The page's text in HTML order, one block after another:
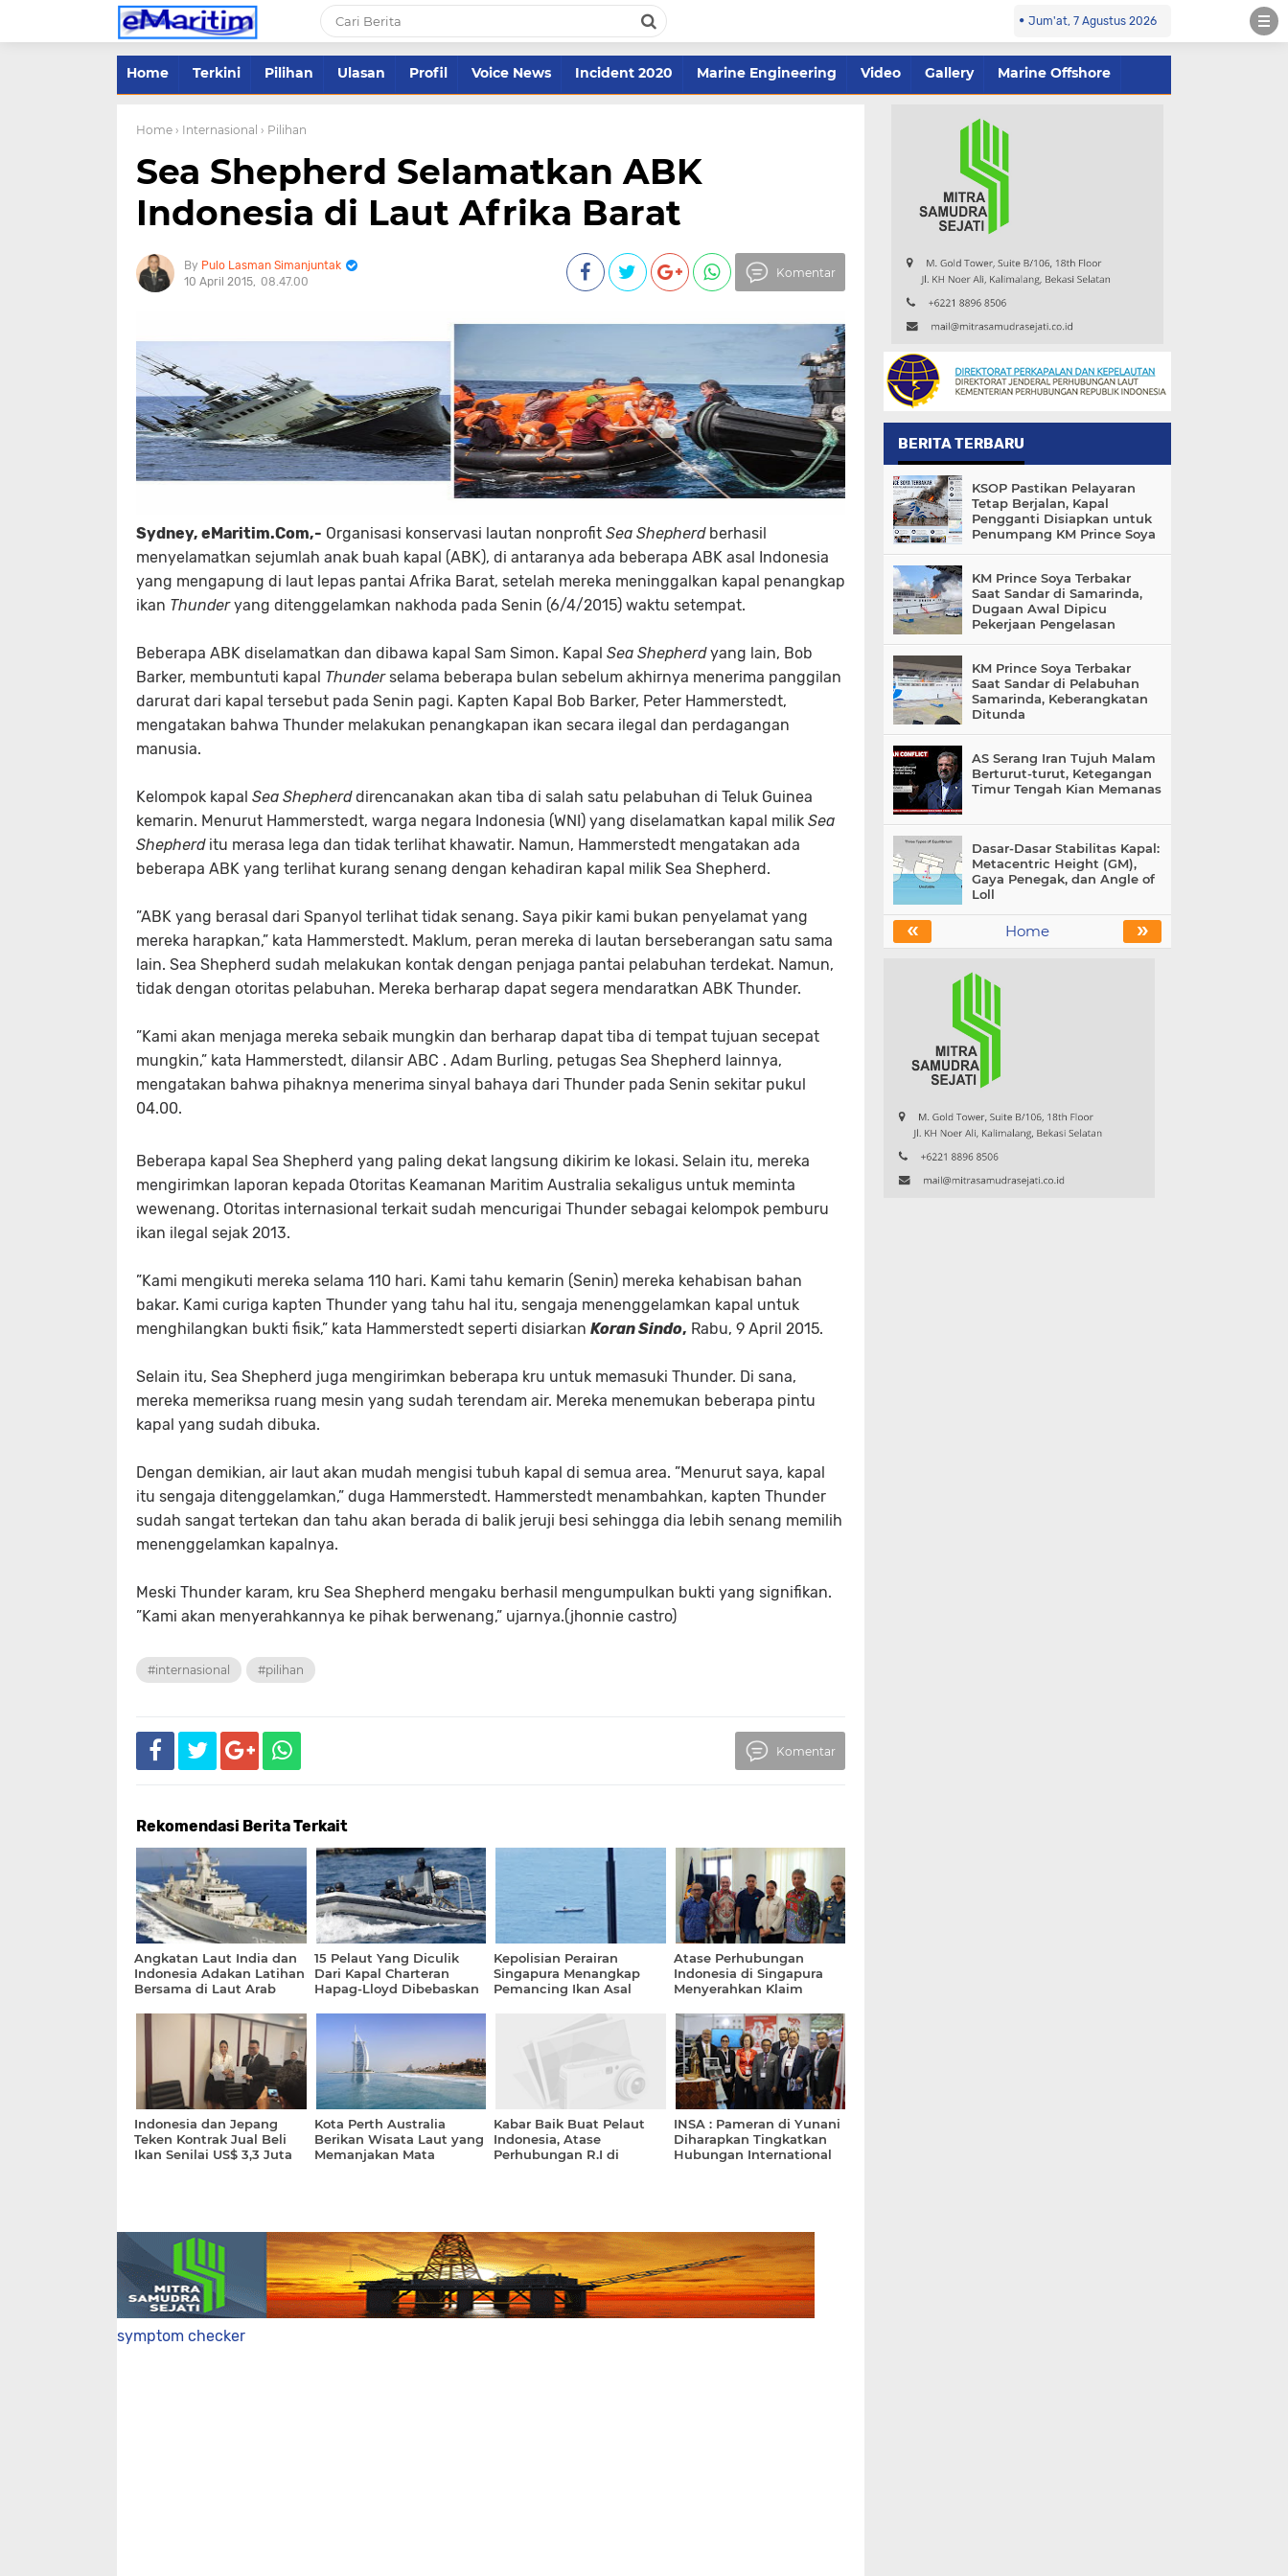
Jum'at, 7 Agustus 2026
Home Terkini Pilihan Ulasan Profil Voice News Incident 2020 Marine Engineering Video Gallery Marine Offshore
Home › Internasional › Pilihan
Sea Shepherd Selamatkan ABK
Indonesia di Laut Afrika Barat
Pulo Lasman Simanjuntak
10 April 2015 08.47.00
Komentar
Sydney, eMaritim.Com,- Organisasi konservasi lautan nonprofit Sea Shepherdberhasil
menyelamatkan sejumlah anak buah kapal (ABK), di antaranya ada beberapa ABK asal Indonesia
yang mengapung di laut lepas pantai Afrika Barat, setelah mereka meninggalkan kapal penangkap
ikan Thunderyang ditenggelamkan nakhoda pada Senin (6/4/2015) waktu setempat.
Beberapa ABK diselamatkan dan dibawa kapal Sam Simon. Kapal Sea Shepherdyang lain, Bob
Barker, membuntuti kapal Thunderselama beberapa bulan sebelum akhirnya menerima panggilan
darurat dari kapal tersebut pada Senin pagi. Kapten Kapal Bob Barker, Peter Hammerstedt,
mengatakan bahwa Thunder melakukan penangkapan ikan secara ilegal dan perdagangan
manusia.
Kelompok kapal Sea Shepherddirencanakan akan tiba di salah satu pelabuhan di Teluk Guinea
kemarin. Menurut Hammerstedt, warga negara Indonesia (WNI) yang diselamatkan kapal milik Sea
Shepherditu merasa lega dan tidak terlihat khawatir. Namun, Hammerstedt mengatakan ada
beberapa ABK yang terlihat kurang senang dengan kehadiran kapal milik Sea Shepherd.
”ABK yang berasal dari Spanyol terlihat tidak senang. Saya pikir kami bukan penyelamat yang
mereka harapkan,” kata Hammerstedt. Maklum, peran mereka di lautan berseberangan satu sama
lain. Sea Shepherd sudah melakukan kontak dengan penjaga pantai pelabuhan terdekat. Namun,
tidak dengan otoritas pelabuhan. Mereka berharap dapat segera mendaratkan ABK Thunder.
”Kami akan menjaga mereka sebaik mungkin dan berharap dapat tiba di tempat tujuan secepat
mungkin,” kata Hammerstedt, dilansir ABC . Adam Burling, petugas Sea Shepherd lainnya,
mengatakan bahwa pihaknya menerima sinyal bahaya dari Thunder pada Senin sekitar pukul
04.00.
Beberapa kapal Sea Shepherd yang paling dekat langsung dikirim ke lokasi. Selain itu, mereka
mengirimkan laporan kepada Otoritas Keamanan Maritim Australia sekaligus untuk meminta
wewenang. Otoritas internasional terkait sudah mencurigai Thunder sebagai kelompok pemburu
ikan ilegal sejak 2013.
”Kami mengikuti mereka selama 110 hari. Kami tahu kemarin (Senin) mereka kehabisan bahan
bakar. Kami curiga kapten Thunder yang tahu hal itu, sengaja menenggelamkan kapal untuk
menghilangkan bukti fisik,” kata Hammerstedt seperti disiarkan Koran Sindo, Rabu, 9 April 2015.
Selain itu, Sea Shepherd juga mengirimkan beberapa kru untuk memasuki Thunder. Di sana,
mereka memeriksa ruang mesin yang sudah terendam air. Mereka menemukan beberapa pintu
kapal yang sudah dibuka.
Dengan demikian, air laut akan mudah mengisi tubuh kapal di semua area. ”Menurut saya, kapal
itu sengaja ditenggelamkan,” duga Hammerstedt. Hammerstedt menambahkan, kapten Thunder
sudah sangat tertekan dan tahu akan berada di balik jeruji besi sehingga dia lebih senang memilih
menenggelamkan kapalnya.
Meski Thunder karam, kru Sea Shepherd mengaku berhasil mengumpulkan bukti yang signifikan.
”Kami akan menyerahkannya ke pihak berwenang,” ujarnya.(jhonnie castro)
#internasional #pilihan
Komentar
Rekomendasi Berita Terkait
Angkatan Laut India dan
Indonesia Adakan Latihan
Bersama di Laut Arab
15 Pelaut Yang Diculik
Dari Kapal Charteran
Hapag-Lloyd Dibebaskan
Kepolisian Perairan
Singapura Menangkap
Pemancing Ikan Asal
Atase Perhubungan
Indonesia di Singapura
Menyerahkan Klaim
Meninggal Dunia
Indonesia dan Jepang
Teken Kontrak Jual Beli
Ikan Senilai US$ 3,3 Juta
Kota Perth Australia
Berikan Wisata Laut yang
Memanjakan Mata
Kabar Baik Buat Pelaut
Indonesia, Atase
Perhubungan R.I di
INSA : Pameran di Yunani
Diharapkan Tingkatkan
Hubungan International
symptom checker
BERITA TERBARU
KSOP Pastikan Pelayaran
Tetap Berjalan, Kapal
Pengganti Disiapkan untuk
Penumpang KM Prince Soya
KM Prince Soya Terbakar
Saat Sandar di Samarinda,
Dugaan Awal Dipicu
Pekerjaan Pengelasan
KM Prince Soya Terbakar
Saat Sandar di Pelabuhan
Samarinda, Keberangkatan
Ditunda
AS Serang Iran Tujuh Malam
Berturut-turut, Ketegangan
Timur Tengah Kian Memanas
Dasar-Dasar Stabilitas Kapal:
Metacentric Height (GM),
Gaya Penegak, dan Angle of
Loll
« »
Home